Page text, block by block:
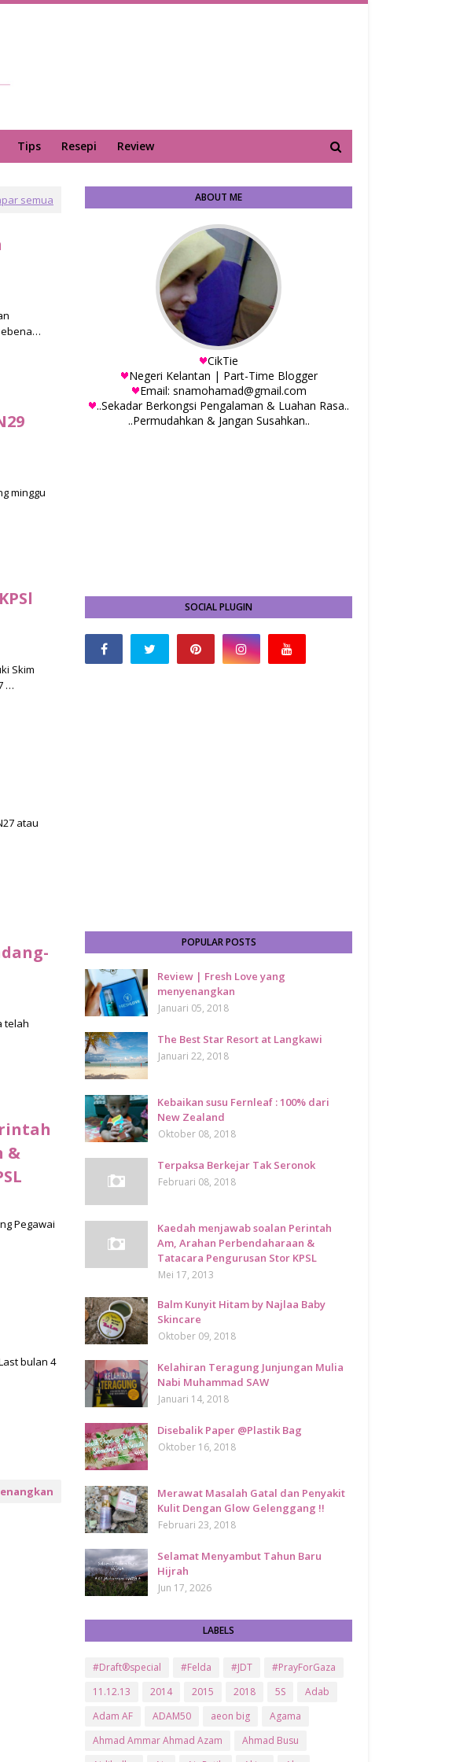
Tips Resepi Review
semua
minggu
Skim
…
atau
telah
&
Pegawai
bulan 4
ABOUT ME
CikTie
Negeri Kelantan | Part-Time Blogger
Email: snamohamad@gmail.com
..Sekadar Berkongsi Pengalaman & Luahan Rasa..
..Permudahkan & Jangan Susahkan..
SOCIAL PLUGIN
POPULAR POSTS
Review | Fresh Love yang
menyenangkan
Januari 05, 2018
The Best Star Resort at Langkawi
Januari 22, 2018
Kebaikan susu Fernleaf : 100% dari
New Zealand
Oktober 08, 2018
Terpaksa Berkejar Tak Seronok
Februari 08, 2018
Kaedah menjawab soalan Perintah
Am, Arahan Perbendaharaan &
Tatacara Pengurusan Stor KPSL
Mei 17, 2013
Balm Kunyit Hitam by Najlaa Baby
Skincare
Oktober 09, 2018
Kelahiran Teragung Junjungan Mulia
Nabi Muhammad SAW
Januari 14, 2018
Disebalik Paper @Plastik Bag
Oktober 16, 2018
Merawat Masalah Gatal dan Penyakit
Kulit Dengan Glow Gelenggang !!
Februari 23, 2018
Selamat Menyambut Tahun Baru
Hijrah
Jun 17, 2026
LABELS
#Draft®special #Felda #JDT
#PrayForGaza
11.12.13
2014 2015 2018 5S
Adab
Adam AF
ADAM50 aeon big
Agama
Ahmad Ammar Ahmad Azam
Ahmad Busu